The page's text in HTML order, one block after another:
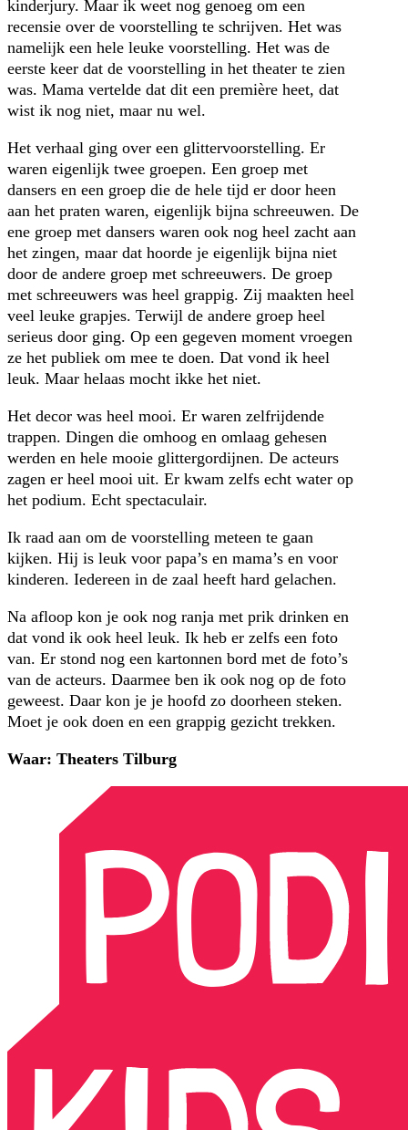
kinderjury. Maar ik weet nog genoeg om een
recensie over de voorstelling te schrijven. Het was
namelijk een hele leuke voorstelling. Het was de
eerste keer dat de voorstelling in het theater te zien
was. Mama vertelde dat dit een première heet, dat
wist ik nog niet, maar nu wel.
Het verhaal ging over een glittervoorstelling. Er
waren eigenlijk twee groepen. Een groep met
dansers en een groep die de hele tijd er door heen
aan het praten waren, eigenlijk bijna schreeuwen. De
ene groep met dansers waren ook nog heel zacht aan
het zingen, maar dat hoorde je eigenlijk bijna niet
door de andere groep met schreeuwers. De groep
met schreeuwers was heel grappig. Zij maakten heel
veel leuke grapjes. Terwijl de andere groep heel
serieus door ging. Op een gegeven moment vroegen
ze het publiek om mee te doen. Dat vond ik heel
leuk. Maar helaas mocht ikke het niet.
Het decor was heel mooi. Er waren zelfrijdende
trappen. Dingen die omhoog en omlaag gehesen
werden en hele mooie glittergordijnen. De acteurs
zagen er heel mooi uit. Er kwam zelfs echt water op
het podium. Echt spectaculair.
Ik raad aan om de voorstelling meteen te gaan
kijken. Hij is leuk voor papa’s en mama’s en voor
kinderen. Iedereen in de zaal heeft hard gelachen.
Na afloop kon je ook nog ranja met prik drinken en
dat vond ik ook heel leuk. Ik heb er zelfs een foto
van. Er stond nog een kartonnen bord met de foto’s
van de acteurs. Daarmee ben ik ook nog op de foto
geweest. Daar kon je je hoofd zo doorheen steken.
Moet je ook doen en een grappig gezicht trekken.
Waar: Theaters Tilburg